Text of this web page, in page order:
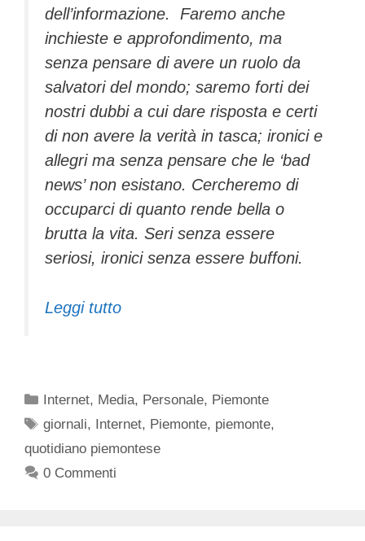
dell’informazione. Faremo anche
inchieste e approfondimento, ma
senza pensare di avere un ruolo da
salvatori del mondo; saremo forti dei
nostri dubbi a cui dare risposta e certi
di non avere la verità in tasca; ironici e
allegri ma senza pensare che le ‘bad
news’ non esistano. Cercheremo di
occuparci di quanto rende bella o
brutta la vita. Seri senza essere
seriosi, ironici senza essere buffoni.
Leggi tutto
Categorie
Internet, Media, Personale, Piemonte
Tag
giornali, Internet, Piemonte, piemonte,
quotidiano piemontese
0 Commenti